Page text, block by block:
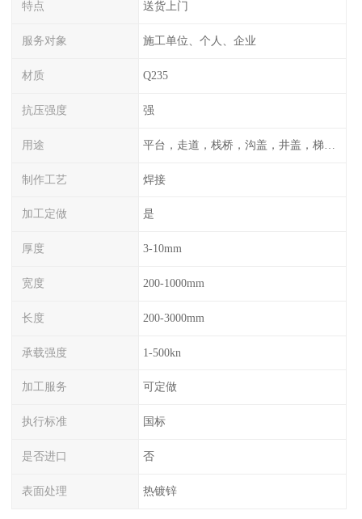
特点 送货上门
服务对象 施工单位、个人、企业
材质 Q235
抗压强度 强
用途 平台，走道，栈桥，沟盖，井盖，梯子，围栏等
制作工艺 焊接
加工定做 是
厚度 3-10mm
宽度 200-1000mm
长度 200-3000mm
承载强度 1-500kn
加工服务 可定做
执行标准 国标
是否进口 否
表面处理 热镀锌